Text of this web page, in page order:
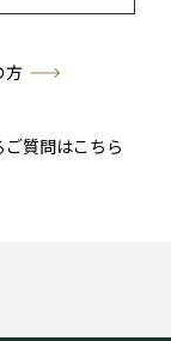
方
質問はこちら